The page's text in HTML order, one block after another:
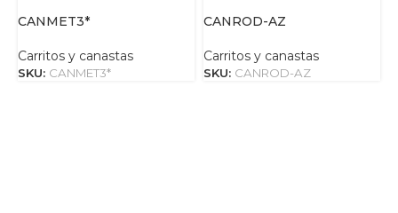
CANMET3*
Carritos y canastas
SKU: CANMET3*
CANROD-AZ
Carritos y canastas
SKU: CANROD-AZ